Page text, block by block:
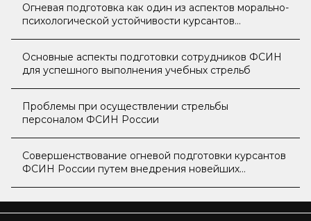
Огневая подготовка как один из аспектов морально-
психологической устойчивости курсантов
Основные аспекты подготовки сотрудников ФСИН
для успешного выполнения учебных стрельб
Проблемы при осуществлении стрельбы
персоналом ФСИН России
Совершенствование огневой подготовки курсантов
ФСИН России путем внедрения новейших